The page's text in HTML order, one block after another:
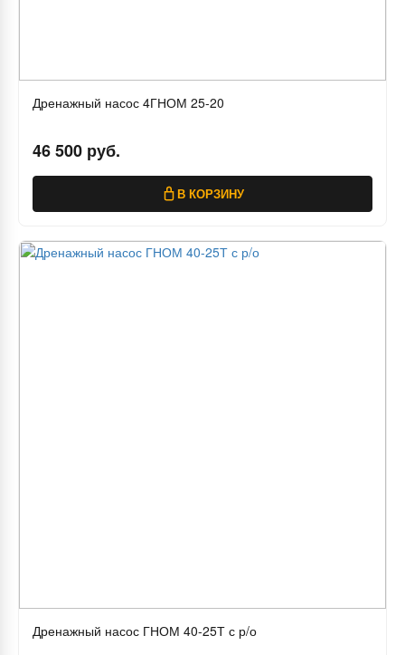
Дренажный насос 4ГНОМ 25-20
46 500 руб.
В КОРЗИНУ
Дренажный насос ГНОМ 40-25Т с р/о